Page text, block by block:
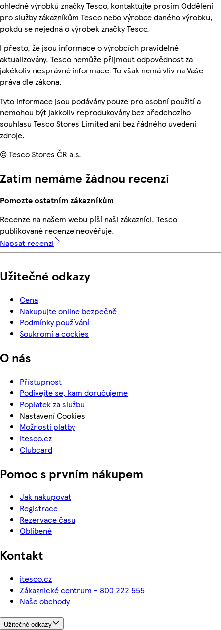
ohledně výrobků značky Tesco, kontaktujte prosím Oddělení
pro služby zákazníkům Tesco nebo výrobce daného výrobku,
pokdu se nejedná o výrobek značky Tesco.
I přesto, že jsou informace o výrobcích pravidelně
aktualizovány, Tesco nemůže přijmout odpovědnost za
jakékoliv nesprávné informace. To však nemá vliv na Vaše
práva dle zákona.
Tyto informace jsou podávány pouze pro osobní použití a
nemohou být jakkoliv reprodukovány bez předchozího
souhlasu Tesco Stores Limited ani bez řádného uvedení
zdroje.
© Tesco Stores ČR a.s.
Zatím nemáme žádnou recenzi
Pomozte ostatním zákazníkům
Recenze na našem webu píší naši zákazníci. Tesco
publikované recenze neověřuje.
Napsat recenzi
Užitečné odkazy
Cena
Nakupujte online bezpečně
Podmínky používání
Soukromí a cookies
O nás
Přístupnost
Podívejte se, kam doručujeme
Poplatek za službu
Nastavení Cookies
Možnosti platby
itesco.cz
Clubcard
Pomoc s prvním nákupem
Jak nakupovat
Registrace
Rezervace času
Oblíbené
Kontakt
itesco.cz
Zákaznické centrum - 800 222 555
Naše obchody
Užitečné odkazy